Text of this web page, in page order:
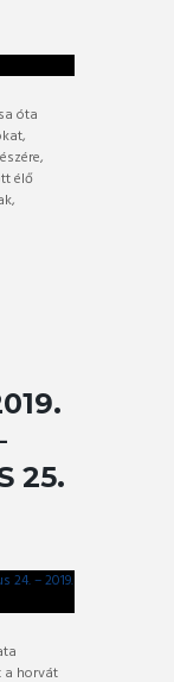
óta
élő
25.
a horvát